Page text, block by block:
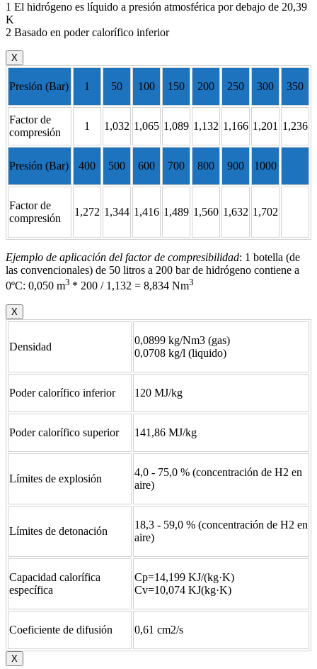
1 El hidrógeno es líquido a presión atmosférica por debajo de 20,39
K
2 Basado en poder calorífico inferior
X
Presión (Bar) 1 50 100 150 200 250 300 350
Factor de
compresión
1 1,032 1,065 1,089 1,132 1,166 1,201 1,236
Presión (Bar) 400 500 600 700 800 900 1000
Factor de
compresión
1,272 1,344 1,416 1,489 1,560 1,632 1,702
Ejemplo de aplicación del factor de compresibilidad: 1 botella (de
las convencionales) de 50 litros a 200 bar de hidrógeno contiene a
0ºC: 0,050 m3 * 200 / 1,132 = 8,834 Nm3
X
Densidad
0,0899 kg/Nm3 (gas)
0,0708 kg/l (liquido)
Poder calorífico inferior 120 MJ/kg
Poder calorífico superior 141,86 MJ/kg
Límites de explosión
4,0 - 75,0 % (concentración de H2 en
aire)
Límites de detonación
18,3 - 59,0 % (concentración de H2 en
aire)
Capacidad calorífica
específica
Cp=14,199 KJ/(kg·K)
Cv=10,074 KJ(kg·K)
Coeficiente de difusión 0,61 cm2/s
X